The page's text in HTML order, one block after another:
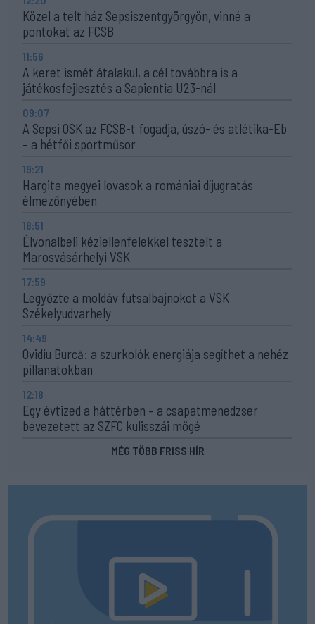
Közel a telt ház Sepsiszentgyörgyön, vinné a
pontokat az FCSB
11:56
A keret ismét átalakul, a cél továbbra is a
játékosfejlesztés a Sapientia U23-nál
09:07
A Sepsi OSK az FCSB-t fogadja, úszó- és atlétika-Eb
– a hétfői sportműsor
19:21
Hargita megyei lovasok a romániai díjugratás
élmezőnyében
18:51
Élvonalbeli kéziellenfelekkel tesztelt a
Marosvásárhelyi VSK
17:59
Legyőzte a moldáv futsalbajnokot a VSK
Székelyudvarhely
14:49
Ovidiu Burcă: a szurkolók energiája segíthet a nehéz
pillanatokban
12:18
Egy évtized a háttérben – a csapatmenedzser
bevezetett az SZFC kulisszái mögé
MÉG TÖBB FRISS HÍR